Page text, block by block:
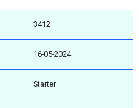
3412
16-05-2024
Starter